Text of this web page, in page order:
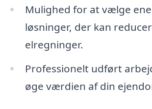
Mulighed for at vælge
løsninger, der kan
elregninger.
Professionelt udført
øge værdien af din